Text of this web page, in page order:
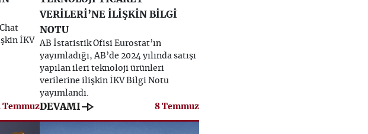
İKV
Temmuz
VERİLERİ’NE İLİŞKİN BİLGİ
NOTU
AB İstatistik Ofisi Eurostat’ın
yayımladığı, AB’de 2024 yılında satışı
yapılan ileri teknoloji ürünleri
verilerine ilişkin İKV Bilgi Notu
yayımlandı.
DEVAMI line_end_arrow 8 Temmuz